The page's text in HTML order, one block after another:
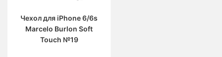
Чехол для iPhone 6/6s
Marcelo Burlon Soft
Touch №19